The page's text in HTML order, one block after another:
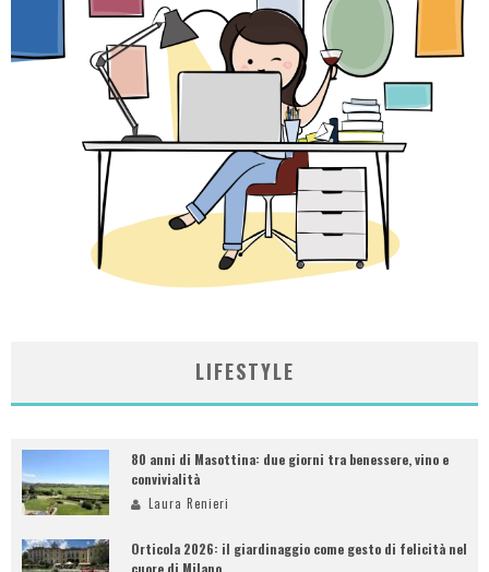
LIFESTYLE
80 anni di Masottina: due giorni tra benessere, vino e
convivialità
Laura Renieri
Orticola 2026: il giardinaggio come gesto di felicità nel
cuore di Milano